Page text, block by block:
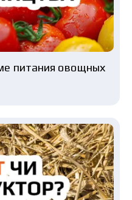
питания овощных